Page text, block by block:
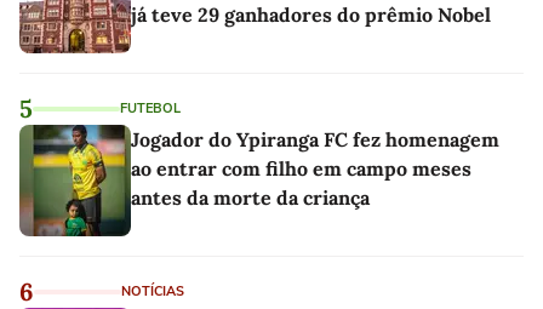
já teve 29 ganhadores do prêmio Nobel
5 FUTEBOL
Jogador do Ypiranga FC fez homenagem
ao entrar com filho em campo meses
antes da morte da criança
6 NOTÍCIAS